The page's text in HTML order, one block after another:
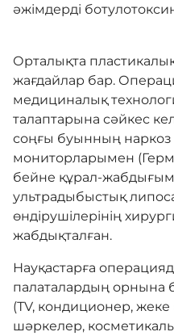
әжімдерді
Орталықта
жағдайлар бар.
медициналық
талаптарына сәйкес
соңғы буынның
мониторларымен
бейне құрал-
ультрадыбыстық
өндірушілерінің
жабдықталған.
Науқастарға
палаталардың орнына
(ТV, кондиционер, жеке
шәркелер,